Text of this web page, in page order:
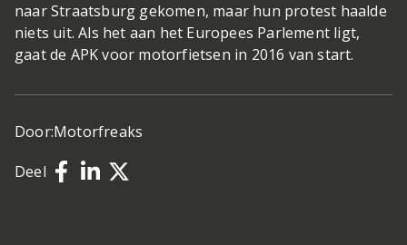
naar Straatsburg gekomen, maar hun protest haalde
niets uit. Als het aan het Europees Parlement ligt,
gaat de APK voor motorfietsen in 2016 van start.
Door:Motorfreaks
Deel